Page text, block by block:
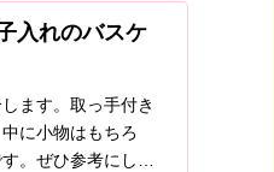
入れのバスケ
ます。取っ手付き
に小物はもちろ
。ぜひ参考にして